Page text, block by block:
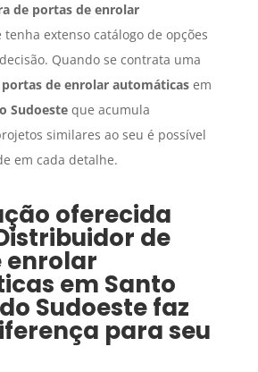
de portas de enrolar
extenso catálogo de opções
Quando se contrata uma
de enrolar automáticasem
Sudoesteque acumula
similares ao seu é possível
em cada detalhe.
oferecida
de
enrolar
em Santo
Sudoestefaz
para seu